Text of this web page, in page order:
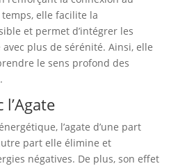
elle facilite la
et permet d’intégrer les
plus de sérénité. Ainsi, elle
le sens profond des
l’Agate
l’agate d’une part
part elle élimine et
négatives. De plus, son effet